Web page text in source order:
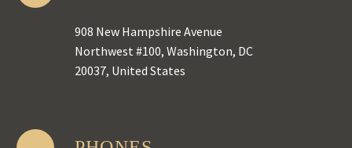
908 New Hampshire Avenue
Northwest #100, Washington, DC
20037, United States